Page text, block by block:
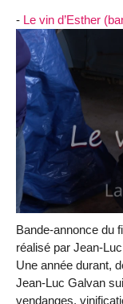
- Le vin d’Esther
Bande-annonce du
réalisé par Jean-
Une année durant,
Jean-Luc Galvan
vendanges,